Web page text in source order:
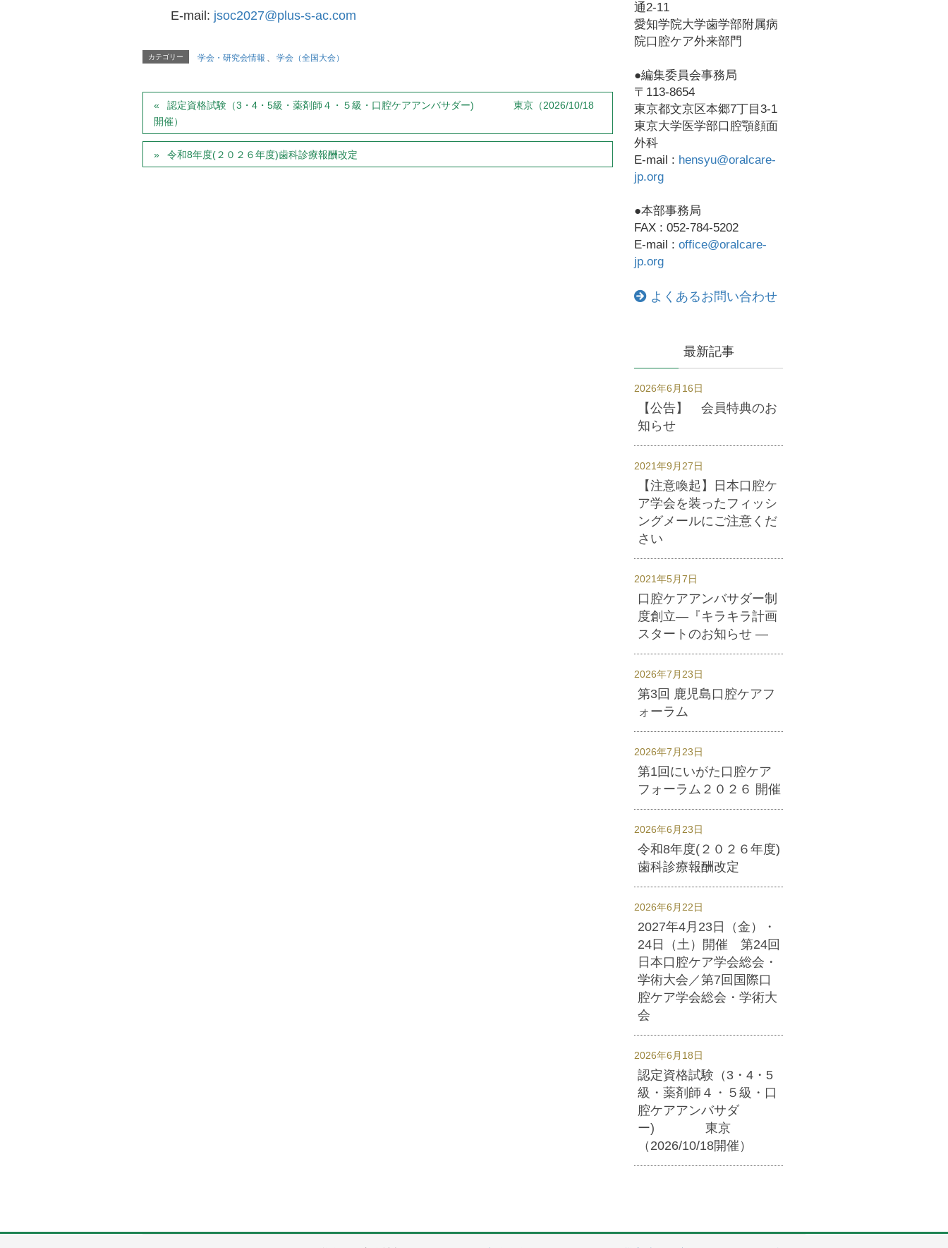
E-mail: jsoc2027@plus-s-ac.com
カテゴリー 学会・研究会情報 、 学会（全国大会）
認定資格試験（3・4・5級・薬剤師４・５級・口腔ケアアンバサダー) 東京（2026/10/18
開催）
令和8年度(２０２６年度)歯科診療報酬改定
通2-11
愛知学院大学歯学部附属病
院口腔ケア外来部門
●編集委員会事務局
〒113-8654
東京都文京区本郷7丁目3-1
東京大学医学部口腔顎顔面
外科
E-mail : hensyu@oralcare-
jp.org
●本部事務局
FAX : 052-784-5202
E-mail : office@oralcare-
jp.org
よくあるお問い合わせ
最新記事
2026年6月16日
【公告】 会員特典のお
知らせ
2021年9月27日
【注意喚起】日本口腔ケ
ア学会を装ったフィッシ
ングメールにご注意くだ
さい
2021年5月7日
口腔ケアアンバサダー制
度創立―『キラキラ計画
スタートのお知らせ ―
2026年7月23日
第3回 鹿児島口腔ケアフ
ォーラム
2026年7月23日
第1回にいがた口腔ケア
フォーラム２０２６ 開催
2026年6月23日
令和8年度(２０２６年度)
歯科診療報酬改定
2026年6月22日
2027年4月23日（金）・
24日（土）開催 第24回
日本口腔ケア学会総会・
学術大会／第7回国際口
腔ケア学会総会・学術大
会
2026年6月18日
認定資格試験（3・4・5
級・薬剤師４・５級・口
腔ケアアンバサダ
ー) 東京
（2026/10/18開催）